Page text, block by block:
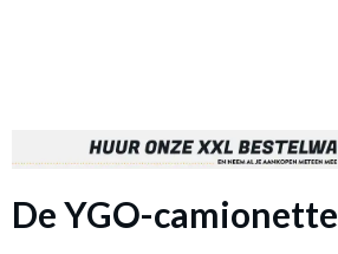
De YGO-camionette